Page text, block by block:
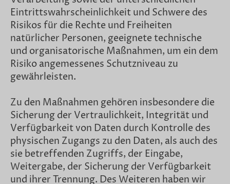
Eintrittswahrscheinlichkeit und Schwere des
Risikos für die Rechte und Freiheiten
natürlicher Personen, geeignete technische
und organisatorische Maßnahmen, um ein dem
Risiko angemessenes Schutzniveau zu
gewährleisten.
Zu den Maßnahmen gehören insbesondere die
Sicherung der Vertraulichkeit, Integrität und
Verfügbarkeit von Daten durch Kontrolle des
physischen Zugangs zu den Daten, als auch des
sie betreffenden Zugriffs, der Eingabe,
Weitergabe, der Sicherung der Verfügbarkeit
und ihrer Trennung. Des Weiteren haben wir